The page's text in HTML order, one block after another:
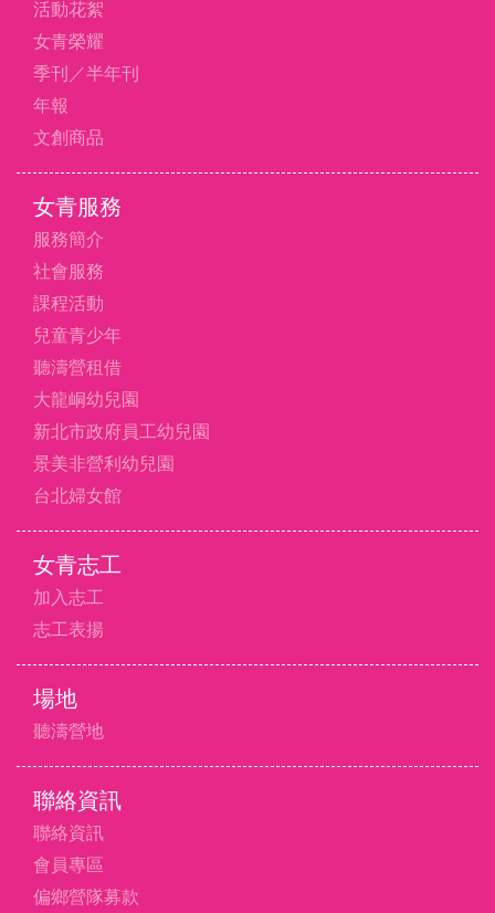
活動花絮
女青榮耀
季刊／半年刊
年報
文創商品
女青服務
服務簡介
社會服務
課程活動
兒童青少年
聽濤營租借
大龍峒幼兒園
新北市政府員工幼兒園
景美非營利幼兒園
台北婦女館
女青志工
加入志工
志工表揚
場地
聽濤營地
聯絡資訊
聯絡資訊
會員專區
偏鄉營隊募款